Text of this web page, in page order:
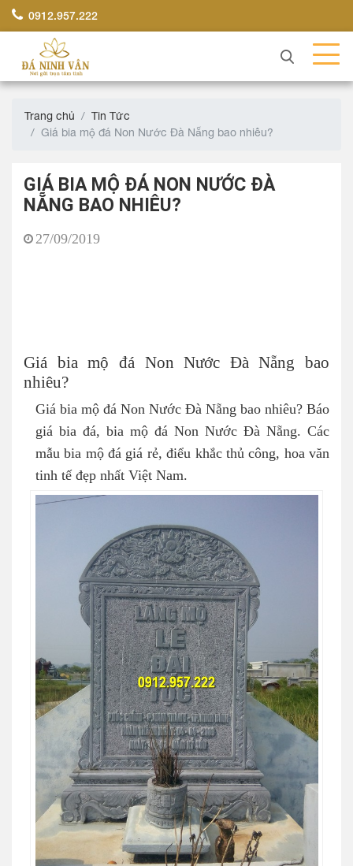
0912.957.222
Trang chủ
Tin Tức
Giá bia mộ đá Non Nước Đà Nẵng bao nhiêu?
GIÁ BIA MỘ ĐÁ NON NƯỚC ĐÀ
NẴNG BAO NHIÊU?
27/09/2019
Giá bia mộ đá Non Nước Đà Nẵng bao
nhiêu?
Giá bia mộ đá Non Nước Đà Nẵng bao nhiêu? Báo
giá bia đá, bia mộ đá Non Nước Đà Nẵng. Các
mẫu bia mộ đá giá rẻ, điểu khắc thủ công, hoa văn
tinh tế đẹp nhất Việt Nam.